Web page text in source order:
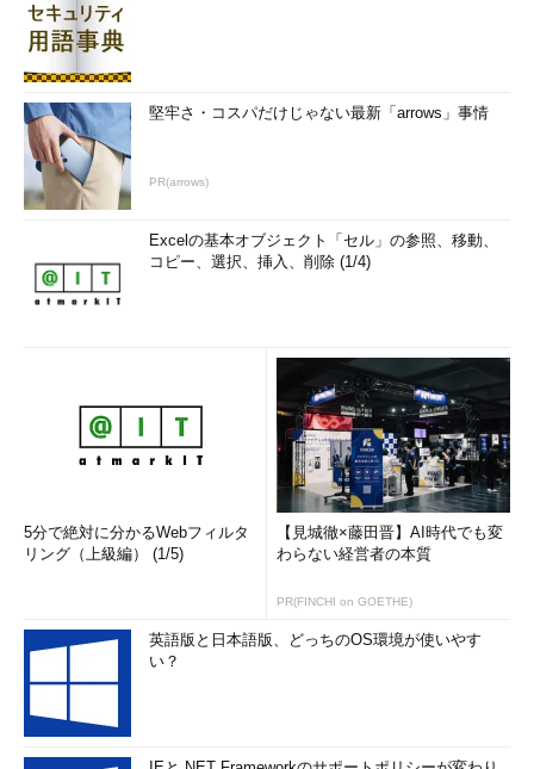
プログラム／データ・サイズが大きいと、この領域の空きが足り
なくなってRDPDD.DLLをロードする余地がなくなり、結果とし
て本トラブルが発生すると考えられる。実際、統合型グラフィッ
クス・チップに比べるとグラフィックス・カードは多機能・高性
能なことが多く、それを制御するディスプレイ・ドライバも複雑
かつ大規模になりメモリ消費量も増えがちである。
前述のSessionImageSize値は、この領域のサイズを変更する
ためのものだ。つまり、デフォルトの8Mbytesより大きなサイズ
をSessionImageSize値に設定し、領域の容量不足を解消すれ
ば、本トラブルも解消されるはずだ。
「解説」で説明したとおり、リモート・コンピュータ（リモー
ト接続される側のコンピュータ）にて、ディスプレイ・ドライバ
がロードされるメモリ領域の容量不足によって本トラブルが発生
しているとしたら、リモート・コンピュータのレジストリ値
「SessionImageSize」を増加させることで解決できる。残念な
がら、これでも解消できないという報告もあり、確実とはいえな
いが試してみる価値はあるだろう。
レジストリに不正な値を書き込んでしまうと、システムに重大
な障害を及ぼし、最悪の場合、システムの再インストールを余
儀なくされることもあります。レジストリ・エディタの操作は
慎重に行うとともに、あくまで御自分のリスクで設定を行って
堅牢さ・コスパだけじゃない最新「arrows」事情
PR(arrows)
Excelの基本オブジェクト「セル」の参照、移動、
コピー、選択、挿入、削除 (1/4)
5分で絶対に分かるWebフィルタ
リング（上級編） (1/5)
【見城徹×藤田晋】AI時代でも変
わらない経営者の本質
PR(FINCHI on GOETHE)
英語版と日本語版、どっちのOS環境が使いやす
い？